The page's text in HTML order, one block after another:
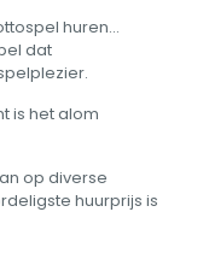
huren…
dat
is het alom
op diverse
huurprijs is